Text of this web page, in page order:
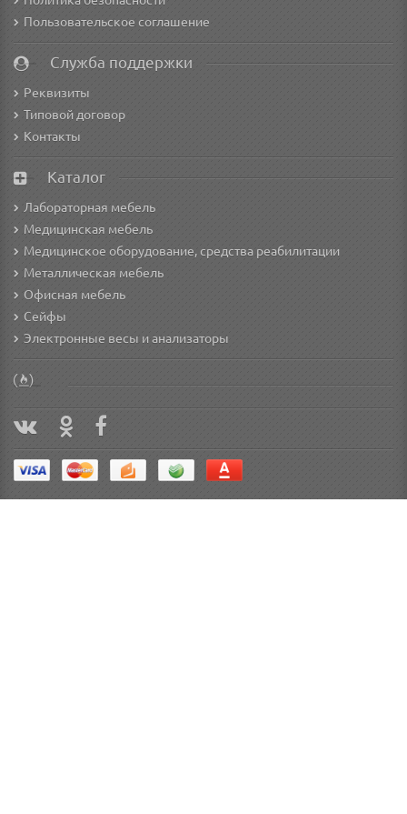
Пользовательское соглашение
Служба поддержки
Реквизиты
Типовой договор
Контакты
Каталог
Лабораторная мебель
Медицинская мебель
Медицинское оборудование, средства реабилитации
Металлическая мебель
Офисная мебель
Сейфы
Электронные весы и анализаторы